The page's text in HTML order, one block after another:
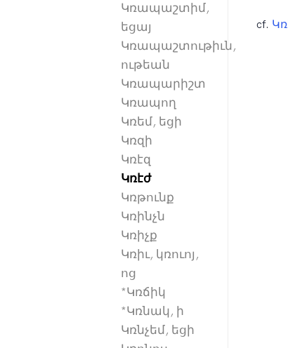
Կռապաշտիմ,
եցայ
Կռապաշտութիւն,
ութեան
Կռապարիշտ
Կռապող
Կռեմ, եցի
Կռզի
Կռէզ
Կռէժ
Կռթունք
Կռինչն
Կռիչք
Կռիւ, կռուոյ,
ոց
*Կռճիկ
*Կռնակ, ի
Կռնչեմ, եցի
cf.